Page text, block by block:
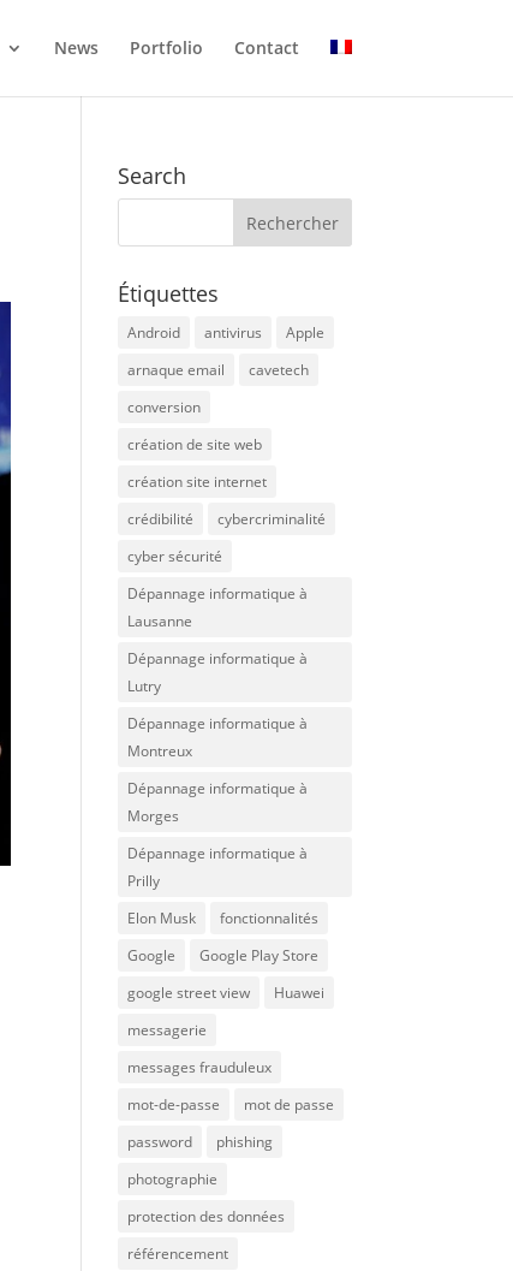
News Portfolio Contact
Search
Étiquettes
Android antivirus
Apple
arnaque email
cavetech
conversion
création de site web
création site internet
crédibilité
cybercriminalité
cyber sécurité
Dépannage informatique à
Lausanne
Dépannage informatique à
Lutry
Dépannage informatique à
Montreux
Dépannage informatique à
Morges
Dépannage informatique à
Prilly
Elon Musk
fonctionnalités
Google
Google Play Store
google street view
Huawei
messagerie
messages frauduleux
mot-de-passe
mot de passe
password
phishing
photographie
protection des données
référencement